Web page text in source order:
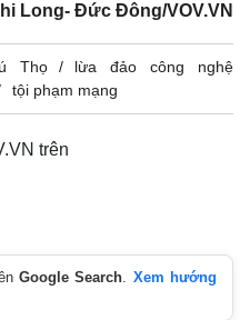
Long- Đức Đông/VOV.VN
Thọ
lừa đảo công nghệ
tội phạm mạng
trên
Google Search. Xem hướng